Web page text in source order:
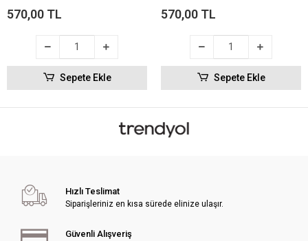
570,00 TL
Sepete Ekle
570,00 TL
Sepete Ekle
Hızlı Teslimat
Siparişleriniz en kısa sürede elinize ulaşır.
Güvenli Alışveriş